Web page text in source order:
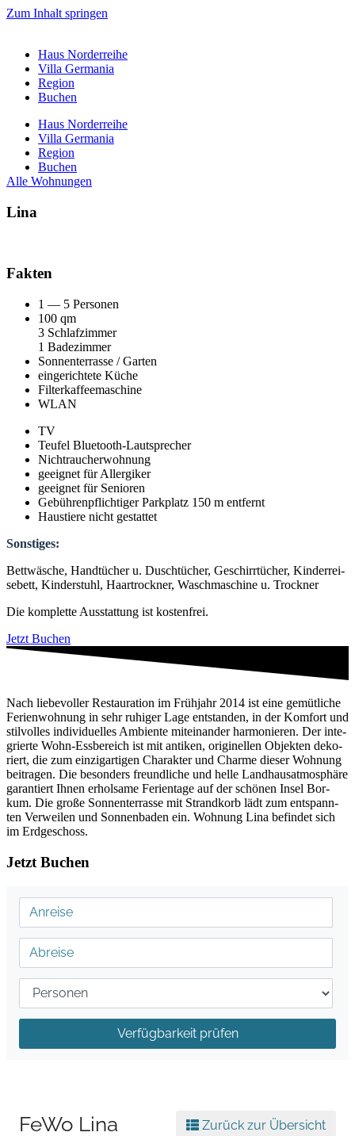
Zum Inhalt springen
Haus Nor­der­rei­he
Vil­la Ger­ma­nia
Regi­on
Buchen
Haus Nor­der­rei­he
Vil­la Ger­ma­nia
Regi­on
Buchen
Alle Woh­nun­gen
Lina
Fak­ten
1 — 5 Per­so­nen
100 qm
3 Schlaf­zim­mer
1 Bade­zim­mer
Son­nen­ter­ras­se / Gar­ten
ein­ge­rich­te­te Küche
Fil­ter­kaf­fee­ma­schi­ne
WLAN
TV
Teu­fel Blue­tooth-Laut­spre­cher
Nicht­rau­cher­woh­nung
geeig­net für All­er­gi­ker
geeig­net für Senio­ren
Gebüh­ren­pflich­ti­ger Park­platz 150 m ent­fernt
Haus­tie­re nicht gestat­tet
Sons­ti­ges:
Bett­wä­sche, Hand­tü­cher u. Dusch­tü­cher, Geschirr­tü­cher, Kin­der­rei­
se­bett, Kin­der­stuhl, Haar­trock­ner, Wasch­ma­schi­ne u. Trock­ner
Die kom­plet­te Aus­stat­tung ist kos­ten­frei.
Jetzt Buchen
Nach lie­be­vol­ler Restau­ra­ti­on im Früh­jahr 2014 ist eine gemüt­li­che
Feri­en­woh­nung in sehr ruhi­ger Lage ent­stan­den, in der Kom­fort und
stil­vol­les indi­vi­du­el­les Ambi­en­te mit­ein­an­der har­mo­nie­ren. Der inte­
grier­te Wohn-Ess­be­reich ist mit anti­ken, ori­gi­nel­len Objek­ten deko­
riert, die zum ein­zig­ar­ti­gen Cha­rak­ter und Charme die­ser Woh­nung
bei­tra­gen. Die beson­ders freund­li­che und hel­le Land­haus­at­mo­sphä­re
garan­tiert Ihnen erhol­sa­me Feri­en­ta­ge auf der schö­nen Insel Bor­
kum. Die gro­ße Son­nen­ter­ras­se mit Strand­korb lädt zum ent­spann­
ten Ver­wei­len und Son­nen­ba­den ein. Woh­nung Lina befin­det sich
im Erd­ge­schoss.
Jetzt Buchen